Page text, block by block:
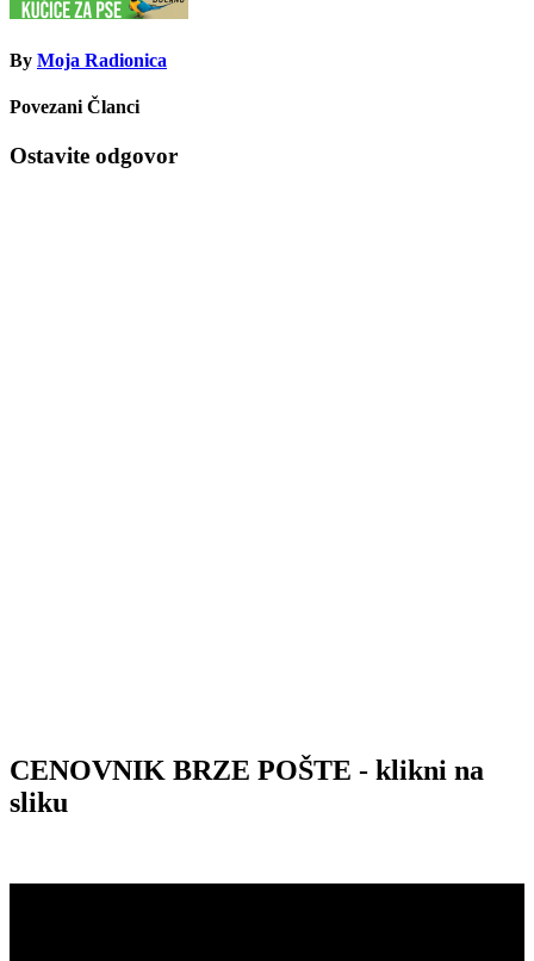
By Moja Radionica
Povezani Članci
Ostavite odgovor
CENOVNIK BRZE POŠTE - klikni na
sliku